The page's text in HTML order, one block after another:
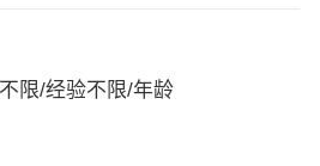
限/经验不限/年龄